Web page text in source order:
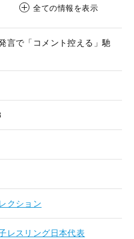
全ての情報を表示
言で「コメント控える」馳
クション
レスリング日本代表